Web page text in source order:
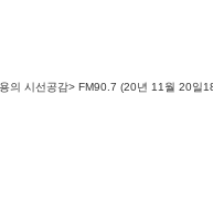
의 시선공감> FM90.7 (20년 11월 20일